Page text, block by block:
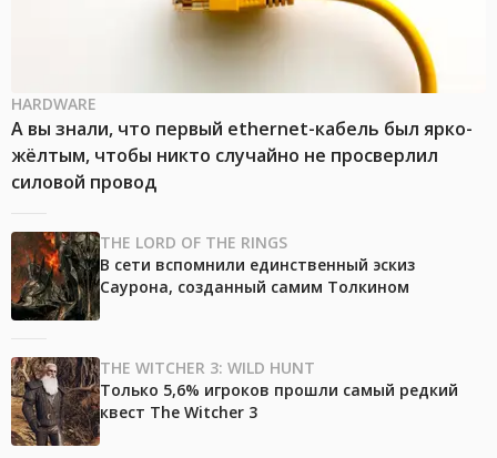
HARDWARE
А вы знали, что первый ethernet-кабель был ярко-
жёлтым, чтобы никто случайно не просверлил
силовой провод
THE LORD OF THE RINGS
В сети вспомнили единственный эскиз
Саурона, созданный самим Толкином
THE WITCHER 3: WILD HUNT
Только 5,6% игроков прошли самый редкий
квест The Witcher 3